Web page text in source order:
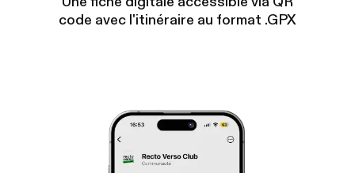
code avec l'itinéraire au format .GPX